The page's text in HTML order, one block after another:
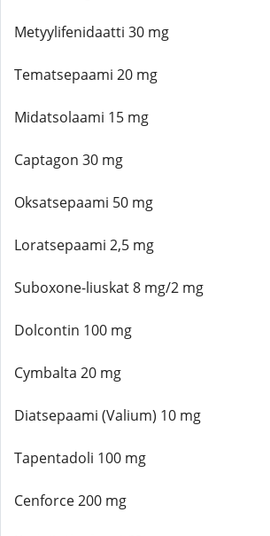
Metyylifenidaatti 30 mg
Tematsepaami 20 mg
Midatsolaami 15 mg
Captagon 30 mg
Oksatsepaami 50 mg
Loratsepaami 2,5 mg
Suboxone-liuskat 8 mg/2 mg
Dolcontin 100 mg
Cymbalta 20 mg
Diatsepaami (Valium) 10 mg
Tapentadoli 100 mg
Cenforce 200 mg